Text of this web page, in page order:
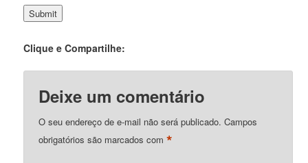
Clique e Compartilhe:
Deixe um comentário
O seu endereço de e-mail não será publicado. Campos
obrigatórios são marcados com*